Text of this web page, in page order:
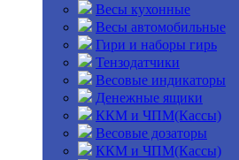
Весы кухонные
Весы автомобильные
Гири и наборы гирь
Тензодатчики
Весовые индикаторы
Денежные ящики
ККМ и ЧПМ(Кассы)
Весовые дозаторы
ККМ и ЧПМ(Кассы)